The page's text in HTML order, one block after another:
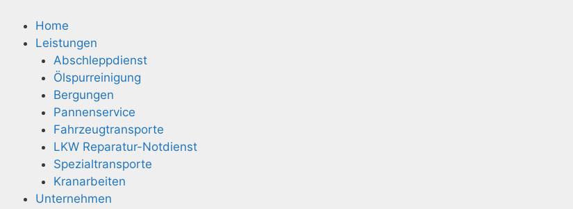
Inhalt
springen
Home
Leistungen
Abschleppdienst
Ölspurreinigung
Bergungen
Pannenservice
Fahrzeugtransporte
LKW Reparatur-Notdienst
Spezialtransporte
Kranarbeiten
Unternehmen